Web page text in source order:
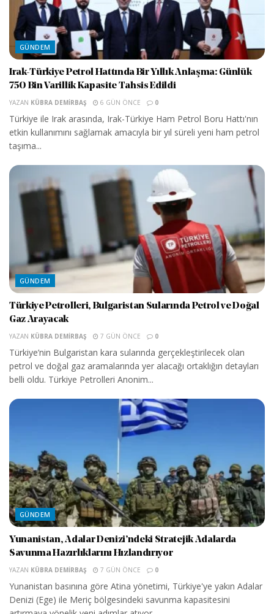
GÜNDEM
Irak-Türkiye Petrol Hattında Bir Yıllık Anlaşma: Günlük
750 Bin Varillik Kapasite Tahsis Edildi
YAZAN KÜBRA DEMIRBAŞ 6 GÜN ÖNCE 0
Türkiye ile Irak arasında, Irak-Türkiye Ham Petrol Boru Hattı'nın
etkin kullanımını sağlamak amacıyla bir yıl süreli yeni ham petrol
taşıma...
GÜNDEM
Türkiye Petrolleri, Bulgaristan Sularında Petrol ve Doğal
Gaz Arayacak
YAZAN KÜBRA DEMIRBAŞ 7 GÜN ÖNCE 0
Türkiye’nin Bulgaristan kara sularında gerçekleştirilecek olan
petrol ve doğal gaz aramalarında yer alacağı ortaklığın detayları
belli oldu. Türkiye Petrolleri Anonim...
GÜNDEM
Yunanistan, Adalar Denizi’ndeki Stratejik Adalarda
Savunma Hazırlıklarını Hızlandırıyor
YAZAN KÜBRA DEMIRBAŞ 7 GÜN ÖNCE 0
Yunanistan basınına göre Atina yönetimi, Türkiye'ye yakın Adalar
Denizi (Ege) ile Meriç bölgesindeki savunma kapasitesini